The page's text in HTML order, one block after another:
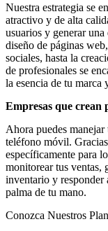
Nuestra estrategia se
atractivo y de alta
usuarios y generar
diseño de páginas
sociales, hasta la
de profesionales se
la esencia de tu
Empresas que crean
Ahora puedes
teléfono móvil.
específicamente para
monitorear tus ventas,
inventario y responder
palma de tu mano.
Conozca Nuestros